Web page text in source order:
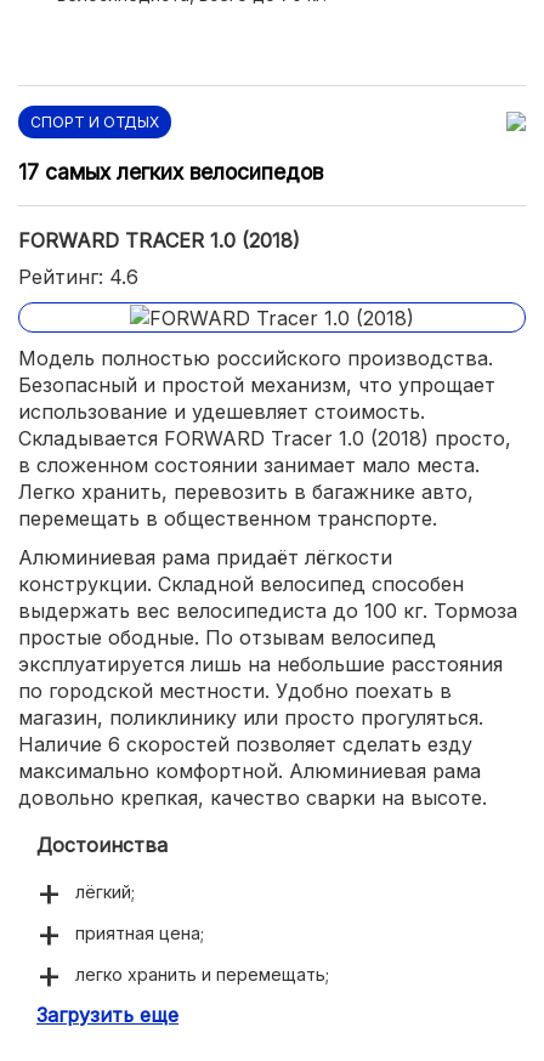
СПОРТ И ОТДЫХ
17 самых легких велосипедов
FORWARD TRACER 1.0 (2018)
Рейтинг: 4.6
Модель полностью российского производства.
Безопасный и простой механизм, что упрощает
использование и удешевляет стоимость.
Складывается FORWARD Tracer 1.0 (2018) просто,
в сложенном состоянии занимает мало места.
Легко хранить, перевозить в багажнике авто,
перемещать в общественном транспорте.
Алюминиевая рама придаёт лёгкости
конструкции. Складной велосипед способен
выдержать вес велосипедиста до 100 кг. Тормоза
простые ободные. По отзывам велосипед
эксплуатируется лишь на небольшие расстояния
по городской местности. Удобно поехать в
магазин, поликлинику или просто прогуляться.
Наличие 6 скоростей позволяет сделать езду
максимально комфортной. Алюминиевая рама
довольно крепкая, качество сварки на высоте.
Достоинства
лёгкий;
приятная цена;
легко хранить и перемещать;
интересный дизайн;
Загрузить еще